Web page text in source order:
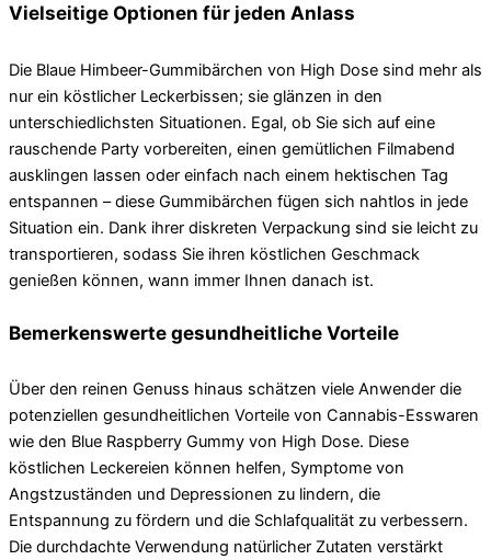
Vielseitige Optionen für jeden Anlass
Die Blaue Himbeer-Gummibärchen von High Dose sind mehr als
nur ein köstlicher Leckerbissen; sie glänzen in den
unterschiedlichsten Situationen. Egal, ob Sie sich auf eine
rauschende Party vorbereiten, einen gemütlichen Filmabend
ausklingen lassen oder einfach nach einem hektischen Tag
entspannen – diese Gummibärchen fügen sich nahtlos in jede
Situation ein. Dank ihrer diskreten Verpackung sind sie leicht zu
transportieren, sodass Sie ihren köstlichen Geschmack
genießen können, wann immer Ihnen danach ist.
Bemerkenswerte gesundheitliche Vorteile
Über den reinen Genuss hinaus schätzen viele Anwender die
potenziellen gesundheitlichen Vorteile von Cannabis-Esswaren
wie den Blue Raspberry Gummy von High Dose. Diese
köstlichen Leckereien können helfen, Symptome von
Angstzuständen und Depressionen zu lindern, die
Entspannung zu fördern und die Schlafqualität zu verbessern.
Die durchdachte Verwendung natürlicher Zutaten verstärkt